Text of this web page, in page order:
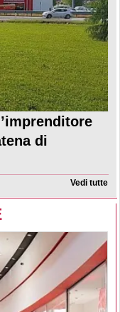
di
Vedi tutte